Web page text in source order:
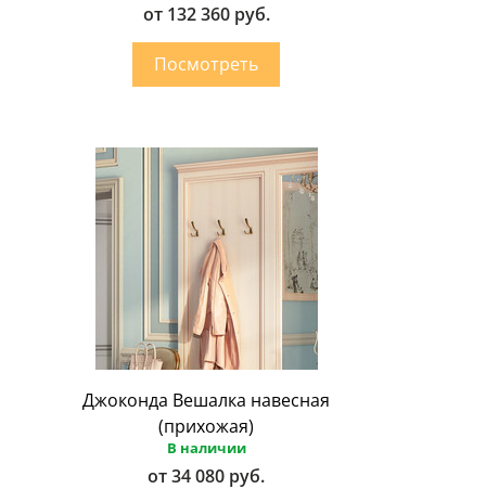
от 132 360 руб.
Джоконда Вешалка навесная
(прихожая)
В наличии
от 34 080 руб.